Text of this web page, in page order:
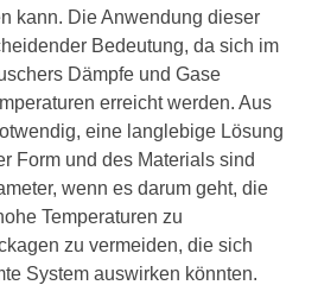
kann. Die Anwendung dieser
Bedeutung, da sich im
Dämpfe und Gase
erreicht werden. Aus
eine langlebige Lösung
Form und des Materials sind
wenn es darum geht, die
Temperaturen zu
zu vermeiden, die sich
System auswirken könnten.